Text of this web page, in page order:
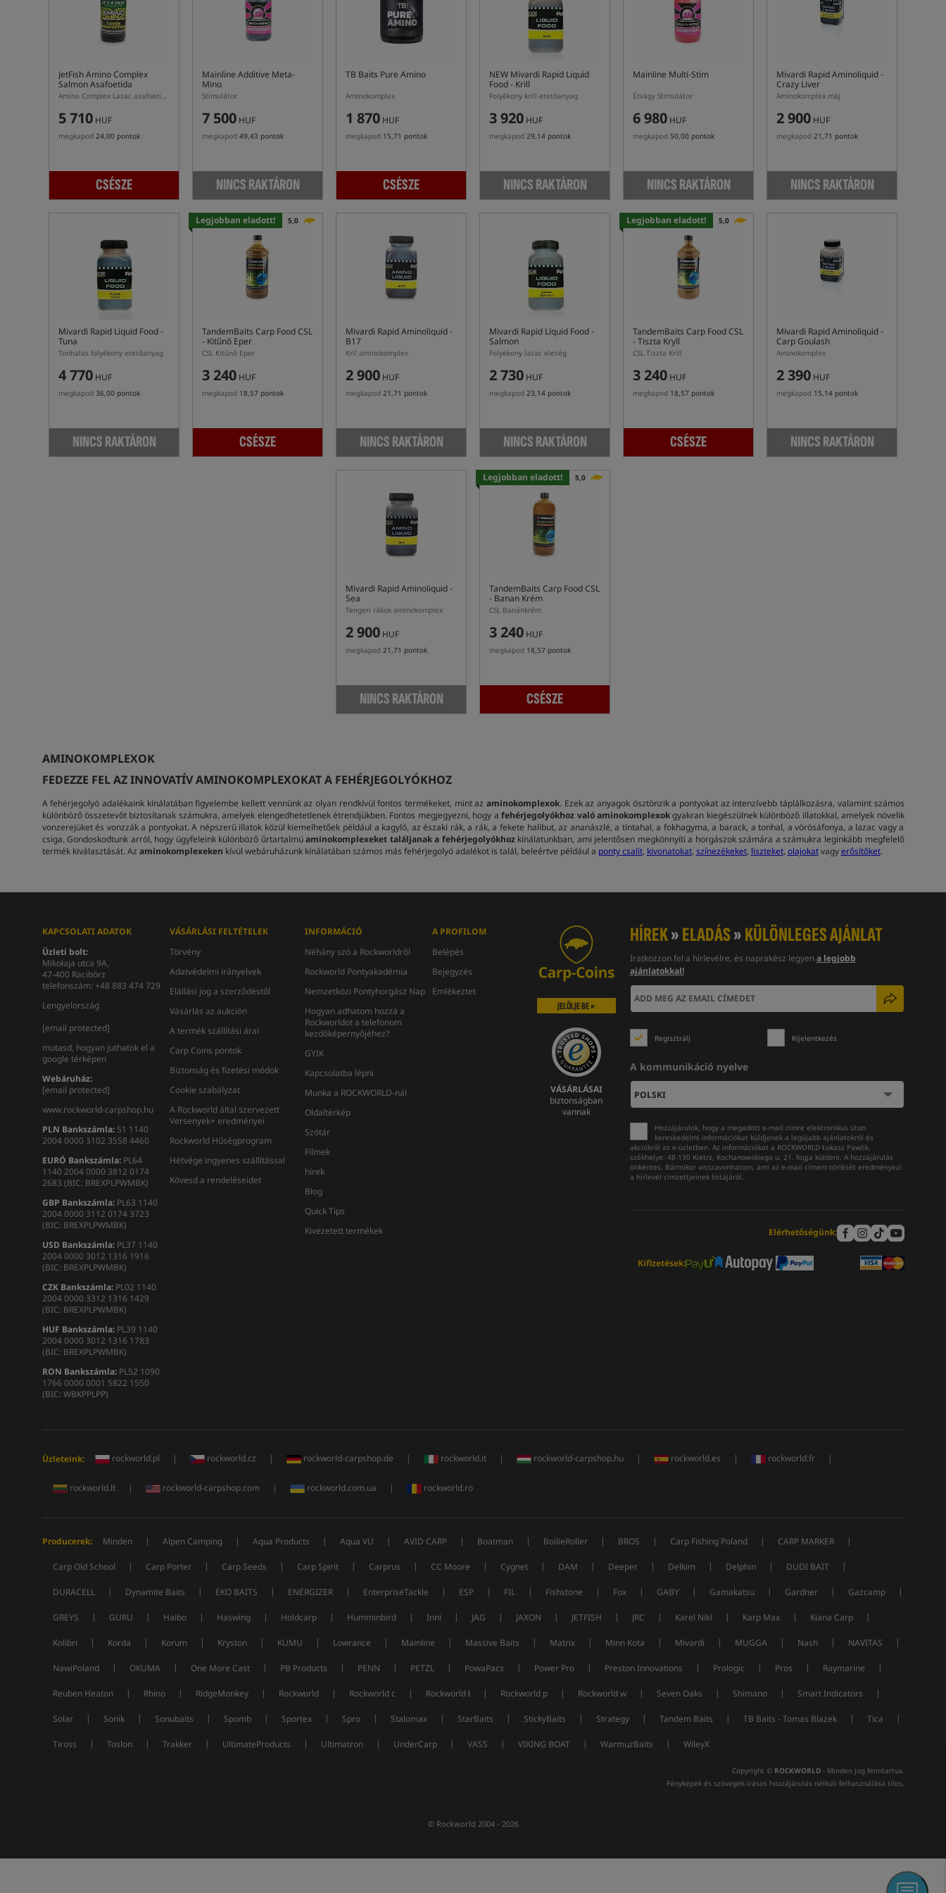
JetFish Amino Complex
Salmon Asafoetida
Amino Complex Lazac asafoetida fűszerrel
5 710 HUF
megkapod 24,00 pontok
CSÉSZE
Mainline Additive Meta-
Mino
Stimulátor
7 500 HUF
megkapod 49,43 pontok
NINCS RAKTÁRON
TB Baits Pure Amino
Aminokomplex
1 870 HUF
megkapod 15,71 pontok
CSÉSZE
NEW Mivardi Rapid Liquid
Food - Krill
Folyékony krill etetőanyag
3 920 HUF
megkapod 29,14 pontok
NINCS RAKTÁRON
Mainline Multi-Stim
Étvágy Stimulátor
6 980 HUF
megkapod 50,00 pontok
NINCS RAKTÁRON
Mivardi Rapid Aminoliquid -
Crazy Liver
Aminokomplex máj
2 900 HUF
megkapod 21,71 pontok
NINCS RAKTÁRON
Mivardi Rapid Liquid Food -
Tuna
Tonhalas folyékony etetőanyag
4 770 HUF
megkapod 36,00 pontok
NINCS RAKTÁRON
Legjobban eladott! 5,0
TandemBaits Carp Food CSL
- Kitűnő Eper
CSL Kitűnő Eper
3 240 HUF
megkapod 18,57 pontok
CSÉSZE
Mivardi Rapid Aminoliquid -
B17
Kril aminokomplex
2 900 HUF
megkapod 21,71 pontok
NINCS RAKTÁRON
Mivardi Rapid Liquid Food -
Salmon
Folyékony lazac eleség
2 730 HUF
megkapod 23,14 pontok
NINCS RAKTÁRON
Legjobban eladott! 5,0
TandemBaits Carp Food CSL
- Tiszta Kryll
CSL Tiszta Krill
3 240 HUF
megkapod 18,57 pontok
CSÉSZE
Mivardi Rapid Aminoliquid -
Carp Goulash
Aminokomplex
2 390 HUF
megkapod 15,14 pontok
NINCS RAKTÁRON
Mivardi Rapid Aminoliquid -
Sea
Tengeri rákok aminokomplex
2 900 HUF
megkapod 21,71 pontok
NINCS RAKTÁRON
Legjobban eladott! 5,0
TandemBaits Carp Food CSL
- Banan Krém
CSL Banánkrém
3 240 HUF
megkapod 18,57 pontok
CSÉSZE
AMINOKOMPLEXOK
FEDEZZE FEL AZ INNOVATÍV AMINOKOMPLEXOKAT A FEHÉRJEGOLYÓKHOZ
A fehérjegolyó adalékaink kínálatában figyelembe kellett vennünk az olyan rendkívül fontos termékeket, mint azaminokomplexok. Ezek az anyagok ösztönzik a pontyokat az intenzívebb táplálkozásra, valamint számos
különböző összetevőt biztosítanak számukra, amelyek elengedhetetlenek étrendjükben. Fontos megjegyezni, hogy afehérjegolyókhoz való aminokomplexokgyakran kiegészülnek különböző illatokkal, amelyek növelik
vonzerejüket és vonzzák a pontyokat. A népszerű illatok közül kiemelhetőek például a kagyló, az északi rák, a rák, a fekete halibut, az ananászlé, a tintahal, a fokhagyma, a barack, a tonhal, a vörösáfonya, a lazac vagy a
csiga. Gondoskodtunk arról, hogy ügyfeleink különböző űrtartalmúaminokomplexeket találjanak a fehérjegolyókhozkínálatunkban, ami jelentősen megkönnyíti a horgászok számára a számukra leginkább megfelelő
termék kiválasztását. Az aminokomplexeken kívül webáruházunk kínálatában számos más fehérjegolyó adalékot is talál, beleértve például a ponty csalit, kivonatokat, színezékeket, liszteket, olajokatvagyerősítőket.
HÍREK»ELADÁS»KÜLÖNLEGES AJÁNLAT
Iratkozzon fel a hírlevélre, és naprakész legyena legjobb
ajánlatokkal!
Regisztrálj Kijelentkezés
A kommunikáció nyelve
Hozzájárulok, hogy a megadott e-mail címre elektronikus úton
kereskedelmi információkat küldjenek a legújabb ajánlatokról és
akciókról az e-üzletben. Az információkat a ROCKWORLD Łukasz Pawlik,
székhelye: 48-130 Kietrz, Kochanowskiego u. 21. fogja küldeni. A hozzájárulás
önkéntes. Bármikor visszavonhatom, ami az e-mail címem törlését eredményezi
a hírlevél címzettjeinek listájáról.
Elérhetőségünk:
Kifizetések:
KAPCSOLATI ADATOK
Üzleti bolt:
Mikołaja utca 9A,
47-400 Racibórz
telefonszám: +48 883 474 729
Lengyelország
[email protected]
mutasd, hogyan juthatok el a
google térképen
Webáruház:
[email protected]
www.rockworld-carpshop.hu
PLN Bankszámla:51 1140
2004 0000 3102 3558 4460
EURÓ Bankszámla:PL64
1140 2004 0000 3812 0174
2683 (BIC: BREXPLPWMBK)
GBP Bankszámla:PL63 1140
2004 0000 3112 0174 3723
(BIC: BREXPLPWMBK)
USD Bankszámla:PL37 1140
2004 0000 3012 1316 1916
(BIC: BREXPLPWMBK)
CZK Bankszámla:PL02 1140
2004 0000 3312 1316 1429
(BIC: BREXPLPWMBK)
HUF Bankszámla:PL39 1140
2004 0000 3012 1316 1783
(BIC: BREXPLPWMBK)
RON Bankszámla:PL52 1090
1766 0000 0001 5822 1550
(BIC: WBKPPLPP)
VÁSÁRLÁSI FELTÉTELEK
Törvény
Adatvédelmi irányelvek
Elállási jog a szerződéstől
Vásárlás az aukción
A termék szállítási árai
Carp Coins pontok
Biztonság és fizetési módok
Cookie szabályzat
A Rockworld által szervezett
Versenyek+ eredményei
Rockworld Hűségprogram
Hétvége ingyenes szállítással
Kövesd a rendeléseidet
INFORMÁCIÓ
Néhány szó a Rockworldről
Rockworld Pontyakadémia
Nemzetközi Pontyhorgász Nap
Hogyan adhatom hozzá a
Rockworldot a telefonom
kezdőképernyőjéhez?
GYIK
Kapcsolatba lépni
Munka a ROCKWORLD-nál
Oldaltérkép
Szótár
Filmek
hírek
Blog
Quick Tips
Kivezetett termékek
A PROFILOM
Belépés
Bejegyzés
Emlékeztet
JELÖLJE BE »
VÁSÁRLÁSAI
biztonságban
vannak
Üzleteink: rockworld.pl | rockworld.cz | rockworld-carpshop.de | rockworld.it | rockworld-carpshop.hu | rockworld.es | rockworld.fr |
rockworld.lt | rockworld-carpshop.com | rockworld.com.ua | rockworld.ro
Producerek: Minden | Alpen Camping | Aqua Products | Aqua VU | AVID CARP | Boatman | BoilieRoller | BROS | Carp Fishing Poland | CARP MARKER |
Carp Old School | Carp Porter | Carp Seeds | Carp Spirit | Carprus | CC Moore | Cygnet | DAM | Deeper | Delkim | Delphin | DUDI BAIT |
DURACELL | Dynamite Baits | EKO BAITS | ENERGIZER | EnterpriseTackle | ESP | FIL | Fishstone | Fox | GABY | Gamakatsu | Gardner | Gazcamp |
GREYS | GURU | Haibo | Haswing | Holdcarp | Humminbird | Inni | JAG | JAXON | JETFISH | JRC | Karel Nikl | Karp Max | Kiana Carp |
Kolibri | Korda | Korum | Kryston | KUMU | Lowrance | Mainline | Massive Baits | Matrix | Minn Kota | Mivardi | MUGGA | Nash | NAVITAS |
NawiPoland | OKUMA | One More Cast | PB Products | PENN | PETZL | PowaPacs | Power Pro | Preston Innovations | Prologic | Pros | Raymarine |
Reuben Heaton | Rhino | RidgeMonkey | Rockworld | Rockworld c | Rockworld ł | Rockworld p | Rockworld w | Seven Oaks | Shimano | Smart Indicators |
Solar | Sonik | Sonubaits | Spomb | Sportex | Spro | Stalomax | StarBaits | StickyBaits | Strategy | Tandem Baits | TB Baits - Tomas Blazek | Tica |
Tiross | Toslon | Trakker | UltimateProducts | Ultimatron | UnderCarp | VASS | VIKING BOAT | WarmuzBaits | WileyX
Copyright © ROCKWORLD- Minden jog fenntartva.
Fényképek és szövegek írásos hozzájárulás nélküli felhasználása tilos.
© Rockworld 2004 - 2026